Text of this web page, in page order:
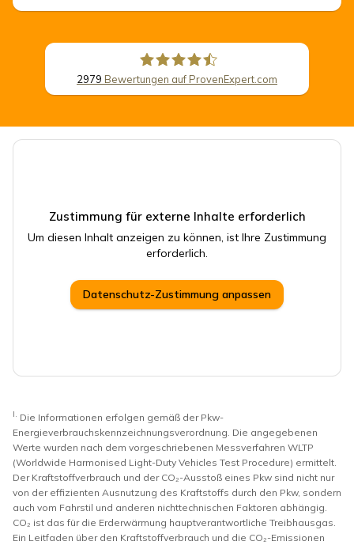
2979 Bewertungen auf ProvenExpert.com
Zustimmung für externe Inhalte erforderlich
Um diesen Inhalt anzeigen zu können, ist Ihre Zustimmung
erforderlich.
Datenschutz-Zustimmung anpassen
I. Die Informationen erfolgen gemäß der Pkw-
Energieverbrauchskennzeichnungsverordnung. Die angegebenen
Werte wurden nach dem vorgeschriebenen Messverfahren WLTP
(Worldwide Harmonised Light-Duty Vehicles Test Procedure) ermittelt.
Der Kraftstoffverbrauch und der CO₂-Ausstoß eines Pkw sind nicht nur
von der effizienten Ausnutzung des Kraftstoffs durch den Pkw, sondern
auch vom Fahrstil und anderen nichttechnischen Faktoren abhängig.
CO₂ ist das für die Erderwärmung hauptverantwortliche Treibhausgas.
Ein Leitfaden über den Kraftstoffverbrauch und die CO₂-Emissionen